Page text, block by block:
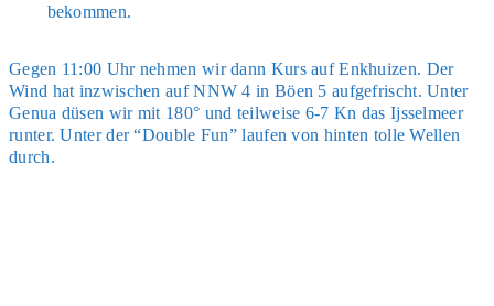
bekom­men.
Gegen 11:00 Uhr neh­men wir dann Kurs auf Enkhui­zen. Der
Wind hat inzwi­schen auf NNW 4 in Böen 5 auf­ge­frischt. Unter
Genua düsen wir mit 180° und teil­wei­se 6-7 Kn das Ijs­sel­meer
run­ter. Unter der “Dou­ble Fun” lau­fen von hin­ten tol­le Wel­len
durch.